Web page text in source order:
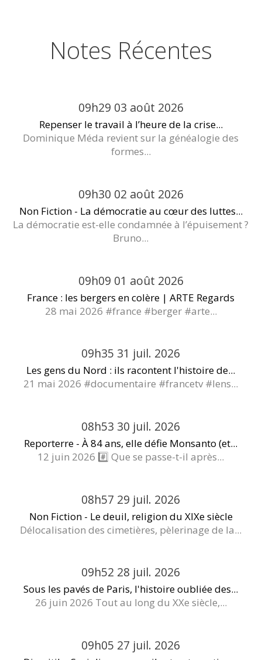
Notes Récentes
09h29 03 août 2026
Repenser le travail à l’heure de la crise...
Dominique Méda revient sur la généalogie des
formes...
09h30 02 août 2026
Non Fiction - La démocratie au cœur des luttes...
La démocratie est-elle condamnée à l’épuisement ?
Bruno...
09h09 01 août 2026
France : les bergers en colère | ARTE Regards
28 mai 2026 #france #berger #arte...
09h35 31 juil. 2026
Les gens du Nord : ils racontent l'histoire de...
21 mai 2026 #documentaire #francetv #lens...
08h53 30 juil. 2026
Reporterre - À 84 ans, elle défie Monsanto (et...
12 juin 2026 #️⃣ Que se passe-t-il après...
08h57 29 juil. 2026
Non Fiction - Le deuil, religion du XIXe siècle
Délocalisation des cimetières, pèlerinage de la...
09h52 28 juil. 2026
Sous les pavés de Paris, l'histoire oubliée des...
26 juin 2026 Tout au long du XXe siècle,...
09h05 27 juil. 2026